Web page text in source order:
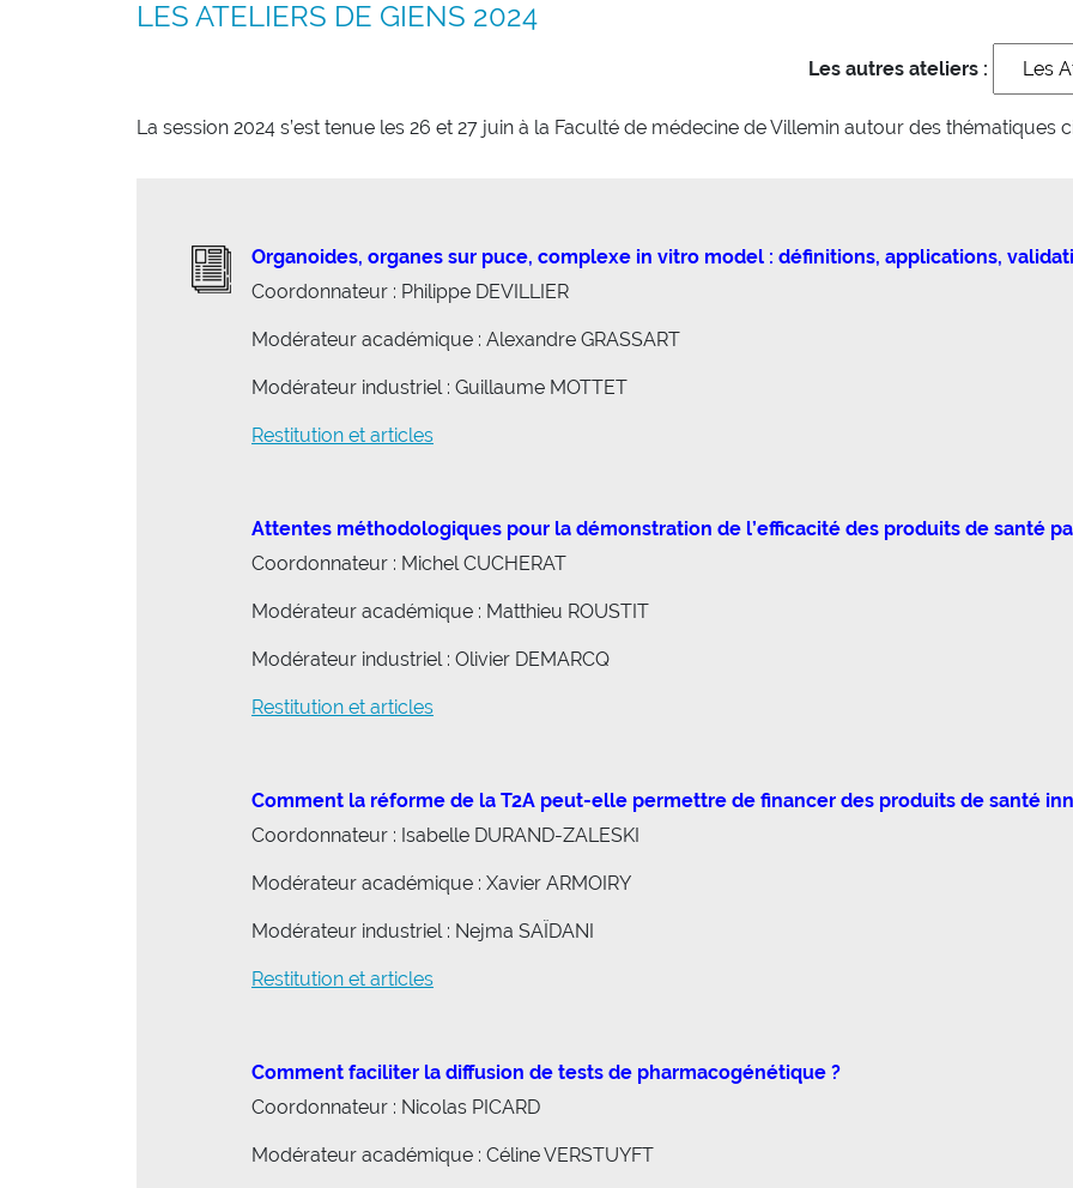
LES ATELIERS DE GIENS 2024
Les autres ateliers :
La session 2024 s’est tenue les 26 et 27 juin à la Faculté de médecine de Villemin autour des thématiques
Organoides, organes sur puce, complexe in vitro model : définitions, applications,
Coordonnateur : Philippe DEVILLIER
Modérateur académique : Alexandre GRASSART
Modérateur industriel : Guillaume MOTTET
Restitution et articles
Attentes méthodologiques pour la démonstration de l’efficacité des produits de santé
Coordonnateur : Michel CUCHERAT
Modérateur académique : Matthieu ROUSTIT
Modérateur industriel : Olivier DEMARCQ
Restitution et articles
Comment la réforme de la T2A peut-elle permettre de financer des produits de santé
Coordonnateur : Isabelle DURAND-ZALESKI
Modérateur académique : Xavier ARMOIRY
Modérateur industriel : Nejma SAÏDANI
Restitution et articles
Comment faciliter la diffusion de tests de pharmacogénétique ?
Coordonnateur : Nicolas PICARD
Modérateur académique : Céline VERSTUYFT